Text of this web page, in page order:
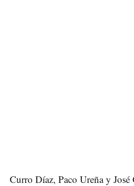
Curro Díaz, Paco Ureña y José